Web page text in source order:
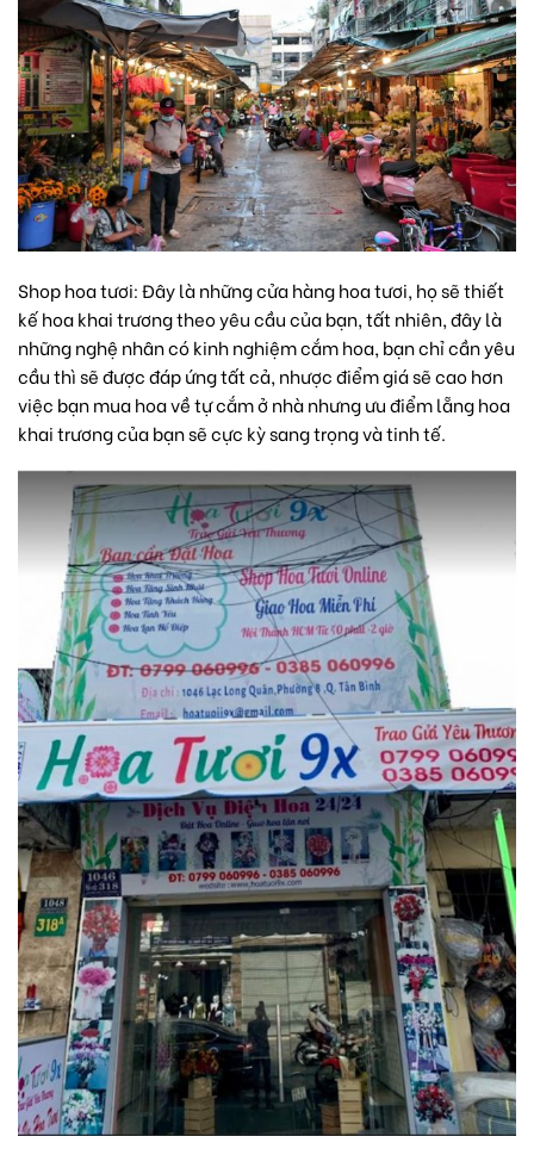
Shop hoa tươi: Đây là nhữngcửa hàng hoa tươi, họ sẽ thiết
kế hoa khai trương theo yêu cầu của bạn, tất nhiên, đây là
những nghệ nhân có kinh nghiệm cắm hoa, bạn chỉ cần yêu
cầu thì sẽ được đáp ứng tất cả, nhược điểm giá sẽ cao hơn
việc bạn mua hoa về tự cắm ở nhà nhưng ưu điểm lẵng hoa
khai trương của bạn sẽ cực kỳ sang trọng và tinh tế.